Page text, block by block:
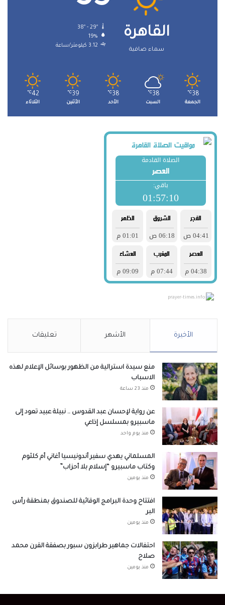
القاهرة
سماء صافية
38º - 29º
19%
3.12 كيلومتر/ساعة
38
℃
الجمعة
38
℃
السبت
38
℃
الأحد
39
℃
الأثنين
42
℃
الثلاثاء
prayer-times.info
الأخيرة الأشهر تعليقات
منع سيدة استرالية من الظهور بوسائل الإعلام لهذه
الاسباب
منذ 23 ساعة
عن رواية لإحسان عبد القدوس .. نبيلة عبيد تعود إلى
ماسبيرو بمسلسل إذاعي
منذ يوم واحد
المسلماني يهدي سفير أندونيسيا أغاني أم كلثوم
وكتاب ماسبيرو “إسلام بلا أحزاب”
منذ يومين
افتتاح وحدة البرامج الوقائية للصندوق بمنطقة رأس
البر
منذ يومين
احتفالات جماهير طرابزون سبور بصفقة القرن محمد
صلاح
منذ يومين